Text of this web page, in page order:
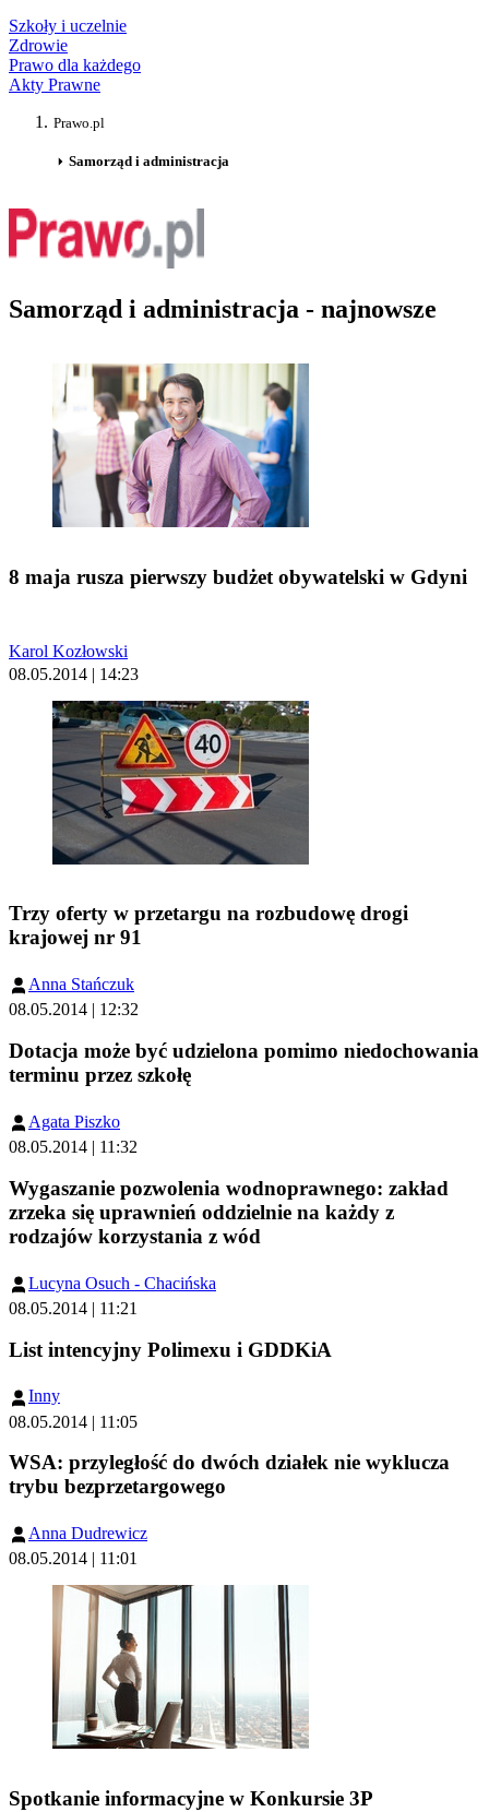
Szkoły i uczelnie
Zdrowie
Prawo dla każdego
Akty Prawne
Prawo.pl
Samorząd i administracja
Samorząd i administracja - najnowsze
8 maja rusza pierwszy budżet obywatelski w Gdyni
Karol Kozłowski
08.05.2014 | 14:23
Trzy oferty w przetargu na rozbudowę drogi
krajowej nr 91
Anna Stańczuk
08.05.2014 | 12:32
Dotacja może być udzielona pomimo niedochowania
terminu przez szkołę
Agata Piszko
08.05.2014 | 11:32
Wygaszanie pozwolenia wodnoprawnego: zakład
zrzeka się uprawnień oddzielnie na każdy z
rodzajów korzystania z wód
Lucyna Osuch - Chacińska
08.05.2014 | 11:21
List intencyjny Polimexu i GDDKiA
Inny
08.05.2014 | 11:05
WSA: przyległość do dwóch działek nie wyklucza
trybu bezprzetargowego
Anna Dudrewicz
08.05.2014 | 11:01
Spotkanie informacyjne w Konkursie 3P